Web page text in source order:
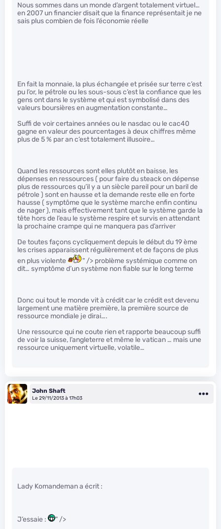
Nous sommes dans un monde d’argent totalement virtuel…
en 2007 un financier disait que la finance représentait je ne
sais plus combien de fois l’économie réelle
En fait la monnaie, la plus échangée et prisée sur terre c’est
pu l’or, le pétrole ou les sous-sous c’est la confiance que les
gens ont dans le système et qui est symbolisé dans des
valeurs boursières en augmentation constante…
Suffi de voir certaines années ou le nasdac ou le cac40
gagne en valeur des pourcentages à deux chiffres même
plus de 5 % par an c’est totalement illusoire…
Quand les ressources sont elles plutôt en baisse, les
dépenses en ressources ( pour faire du steack on dépense
plus de ressources qu’il y a un siècle pareil pour un baril de
pétrole ) sont en hausse et la demande reste elle en forte
hausse ( symptôme que le système marche enfin continu
de nager ), mais effectivement tant que le système garde la
tête hors de l’eau le système respire et survis en attendant
la prochaine crampe qui ne manquera pas d’arriver
De toutes façons cycliquement depuis le début du 19 ème
les crises apparaissent régulièrement et de façons de plus
en plus violente
" /> problème systémique comme on
dit… symptôme d’un système non fiable sur le long terme
Donc oui tout le monde vit à crédit car le crédit est devenu
largement une matière première, la première source de
ressource mondiale je dirai….
Une ressource qui ne coute rien et rapporte beaucoup suffi
de voir la suisse, l’angleterre et même le vatican … mais une
ressource uniquement virtuelle, volatile…
John Shaft
Le 29/11/2013 à 17h03
Lady Komandeman a écrit :
J’essaie : " />